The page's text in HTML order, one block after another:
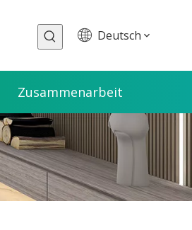
Deutsch
Zusammenarbeit